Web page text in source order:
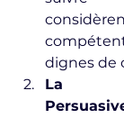
dignes de
La